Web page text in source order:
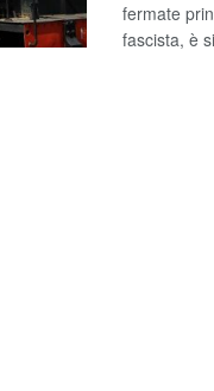
fermate
fascista, è